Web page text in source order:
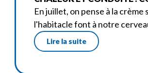
En juillet, on pense à la
l'habitacle font à notre
Lire la suite